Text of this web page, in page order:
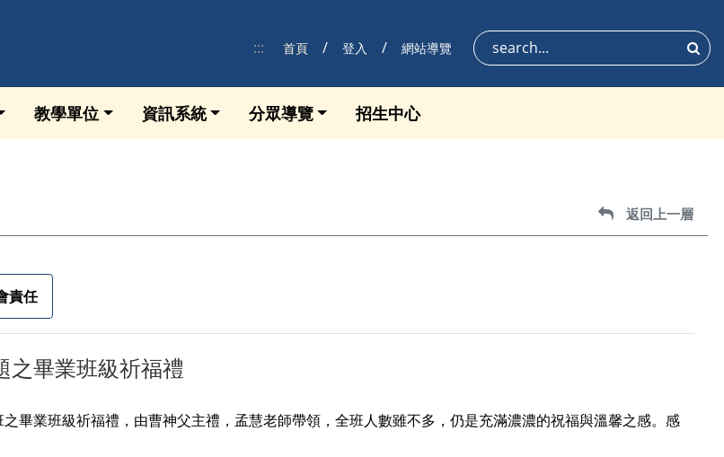
:::
首頁 登入 網站導覽 搜尋
教學單位 資訊系統 分眾導覽 招生中心
返回上一層
返回上一層
責任
畢業班級祈福禮
畢業班級祈福禮，由曹神父主禮，孟慧老師帶領，全班人數雖不多，仍是充滿濃濃的祝福與溫馨之感。感